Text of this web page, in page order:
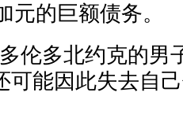
的巨额债务。
伦多北约克的男
可能因此失去自